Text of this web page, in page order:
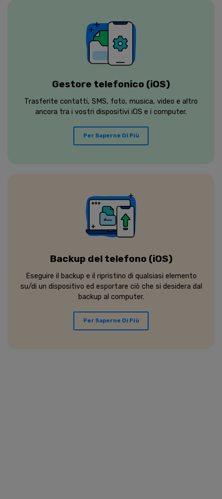
Gestore telefonico (iOS)
Trasferite contatti, SMS, foto, musica, video e altro
ancora tra i vostri dispositivi iOS e i computer.
Per Saperne Di Più
Backup del telefono (iOS)
Eseguire il backup e il ripristino di qualsiasi elemento
su/di un dispositivo ed esportare ciò che si desidera dal
backup al computer.
Per Saperne Di Più